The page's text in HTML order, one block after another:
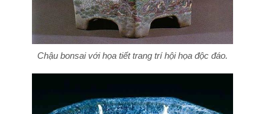
Chậu bonsai với họa tiết trang trí hội họa độc đáo.